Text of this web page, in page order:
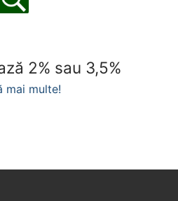
2% sau 3,5%
mai multe!